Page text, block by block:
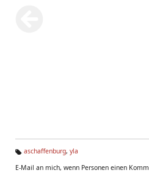
g
aschaffenburg, yla
E-Mail an mich, wenn Personen einen